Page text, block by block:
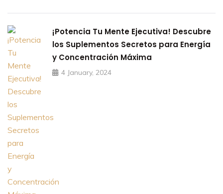
¡Potencia Tu Mente Ejecutiva! Descubre
los Suplementos Secretos para Energía
y Concentración Máxima
4 January, 2024